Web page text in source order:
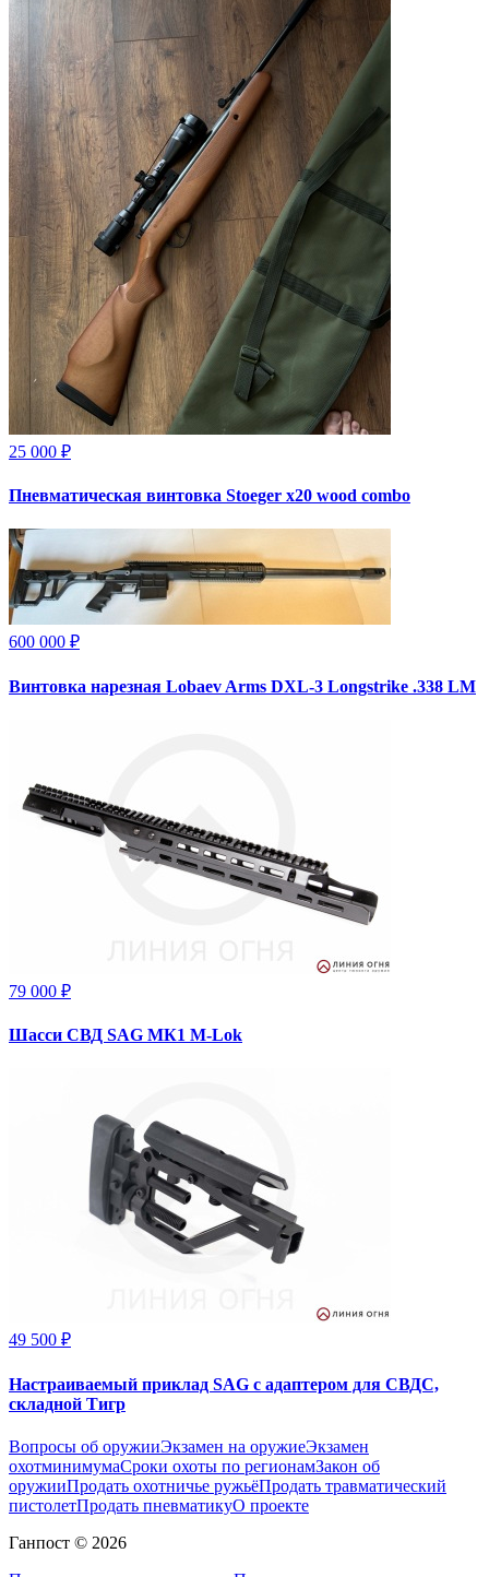
25 000 ₽
Пневматическая винтовка Stoeger x20 wood combo
600 000 ₽
Винтовка нарезная Lobaev Arms DXL-3 Longstrike .338 LM
79 000 ₽
Шасси СВД SAG МК1 M-Lok
49 500 ₽
Настраиваемый приклад SAG с адаптером для СВДС,
складной Тигр
Вопросы об оружииЭкзамен на оружиеЭкзамен
охотминимумаСроки охоты по регионамЗакон об
оружииПродать охотничье ружьёПродать травматический
пистолетПродать пневматикуО проекте
Ганпост © 2026